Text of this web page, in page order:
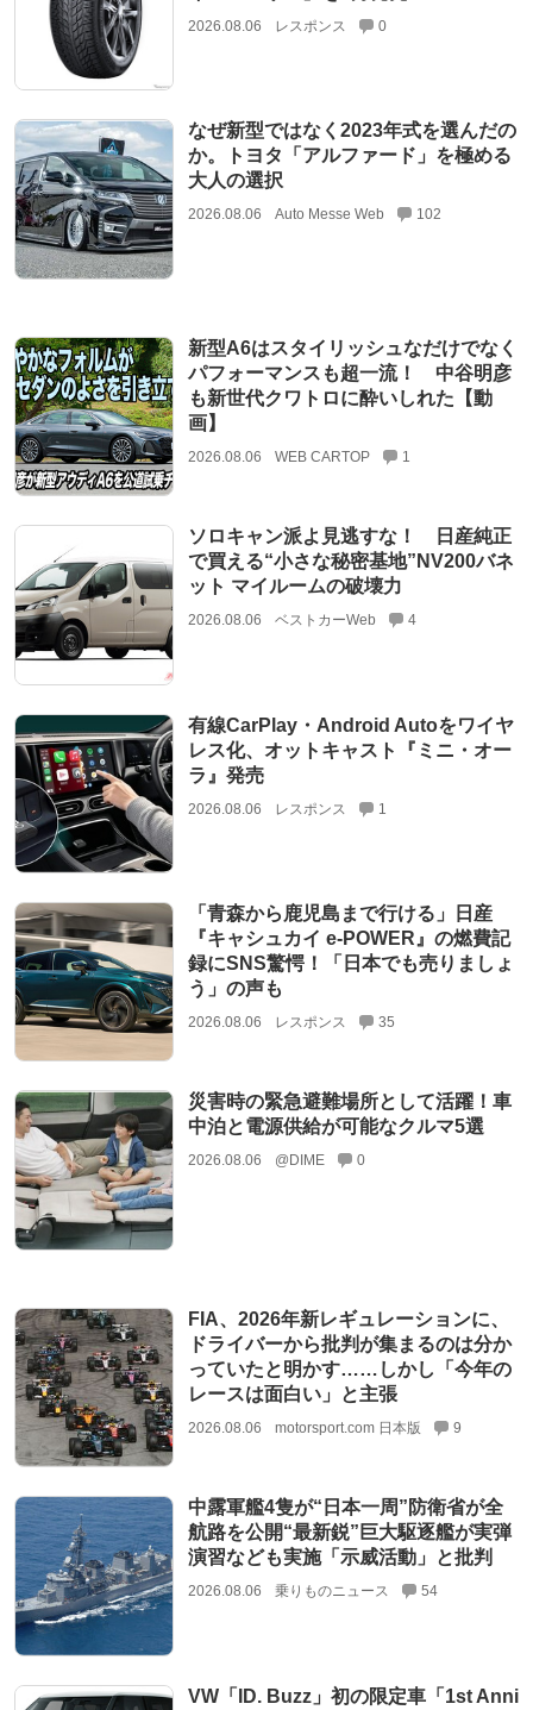
2026.08.06 レスポンス 0
なぜ新型ではなく2023年式を選んだの
か。トヨタ「アルファード」を極める
大人の選択
2026.08.06 Auto Messe Web 102
新型A6はスタイリッシュなだけでなく
パフォーマンスも超一流！ 中谷明彦
も新世代クワトロに酔いしれた【動
画】
2026.08.06 WEB CARTOP 1
ソロキャン派よ見逃すな！ 日産純正
で買える“小さな秘密基地”NV200バネ
ット マイルームの破壊力
2026.08.06 ベストカーWeb 4
有線CarPlay・Android Autoをワイヤ
レス化、オットキャスト『ミニ・オー
ラ』発売
2026.08.06 レスポンス 1
「青森から鹿児島まで行ける」日産
『キャシュカイ e-POWER』の燃費記
録にSNS驚愕！「日本でも売りましょ
う」の声も
2026.08.06 レスポンス 35
災害時の緊急避難場所として活躍！車
中泊と電源供給が可能なクルマ5選
2026.08.06 @DIME 0
FIA、2026年新レギュレーションに、
ドライバーから批判が集まるのは分か
っていたと明かす……しかし「今年の
レースは面白い」と主張
2026.08.06 motorsport.com 日本版 9
中露軍艦4隻が“日本一周”防衛省が全
航路を公開“最新鋭”巨大駆逐艦が実弾
演習なども実施「示威活動」と批判
2026.08.06 乗りものニュース 54
VW「ID. Buzz」初の限定車「1st Anni